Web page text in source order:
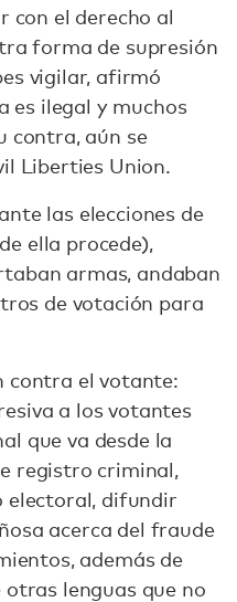
con el derecho al
forma de supresión
vigilar, afirmó
es ilegal y muchos
contra, aún se
Liberties Union.
las elecciones de
ella procede),
armas, andaban
de votación para
contra el votante:
a los votantes
que va desde la
registro criminal,
electoral, difundir
acerca del fraude
además de
lenguas que no